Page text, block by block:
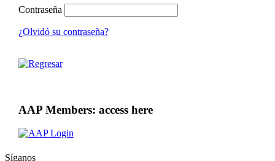
Contraseña
¿Olvidó su contraseña?
AAP Members: access here
Síganos